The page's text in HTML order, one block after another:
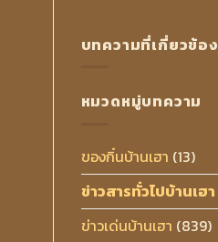
บทความที่เกี่ยวข้อง
หมวดหมู่บทความ
ของกิ๋นบ้านเฮา (13)
ข่าวสารทั่วไปบ้านเฮา
ข่าวเด่นบ้านเฮา (839)